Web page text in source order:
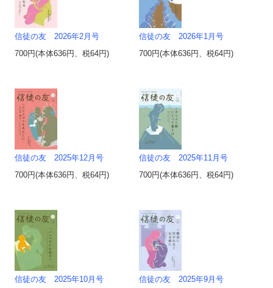
信徒の友 2026年2月号
700円(本体636円、税64円)
信徒の友 2026年1月号
700円(本体636円、税64円)
信徒の友 2025年12月号
700円(本体636円、税64円)
信徒の友 2025年11月号
700円(本体636円、税64円)
信徒の友 2025年10月号
信徒の友 2025年9月号